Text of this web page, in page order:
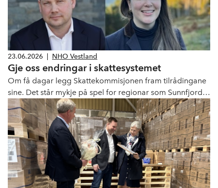
23.06.2026 NHO Vestland
Gje oss endringar i skattesystemet
Om få dagar legg Skattekommisjonen fram tilrådingane
sine. Det står mykje på spel for regionar som Sunnfjord
og Nordfjord.